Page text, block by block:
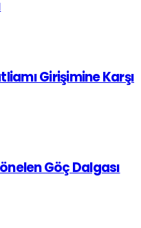
Girişimine Karşı
Göç Dalgası